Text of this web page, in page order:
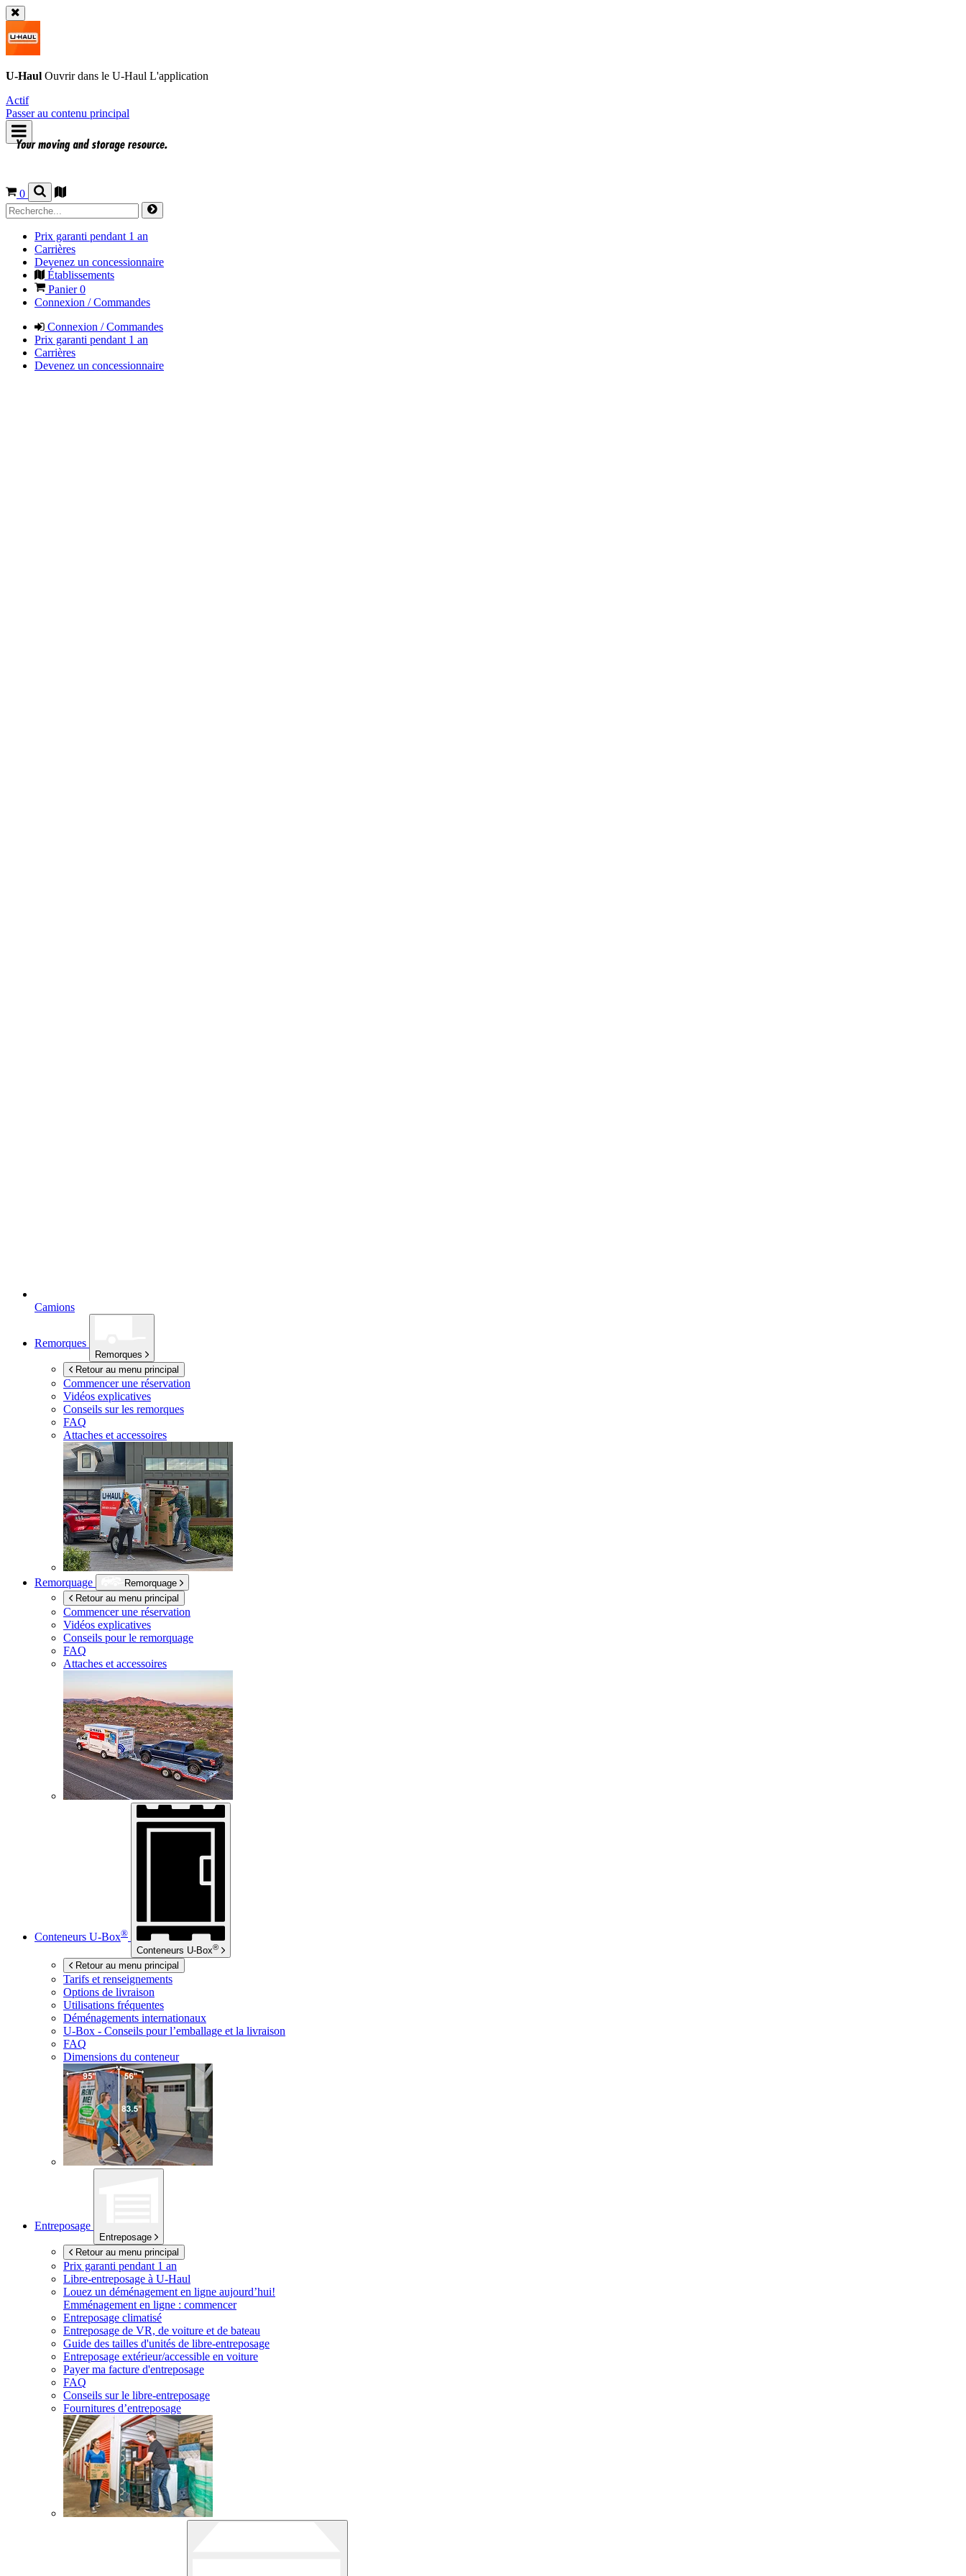
U-Haul Ouvrir dans le U-Haul L'application
Actif
Passer au contenu principal
0
Prix garanti pendant 1 an
Carrières
Devenez un concessionnaire
Établissements
Panier0
Connexion / Commandes
Connexion / Commandes
Prix garanti pendant 1 an
Carrières
Devenez un concessionnaire
Camions
Remorques
Remorques
Retour au menu principal
Commencer une réservation
Vidéos explicatives
Conseils sur les remorques
FAQ
Attaches et accessoires
Remorquage
Remorquage
Retour au menu principal
Commencer une réservation
Vidéos explicatives
Conseils pour le remorquage
FAQ
Attaches et accessoires
Conteneurs U-Box®
Conteneurs U-Box®
Retour au menu principal
Tarifs et renseignements
Options de livraison
Utilisations fréquentes
Déménagements internationaux
U-Box - Conseils pour l’emballage et la livraison
FAQ
Dimensions du conteneur
Entreposage
Entreposage
Retour au menu principal
Prix garanti pendant 1 an
Libre-entreposage à U-Haul
Louez un déménagement en ligne aujourd’hui!
Emménagement en ligne : commencer
Entreposage climatisé
Entreposage de VR, de voiture et de bateau
Guide des tailles d'unités de libre-entreposage
Entreposage extérieur/accessible en voiture
Payer ma facture d'entreposage
FAQ
Conseils sur le libre-entreposage
Fournitures d’entreposage